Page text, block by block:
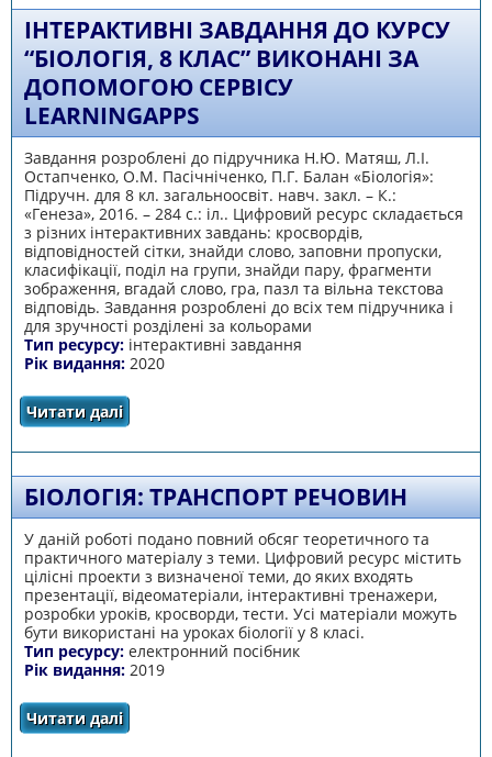
ІНТЕРАКТИВНІ ЗАВДАННЯ ДО КУРСУ
“БІОЛОГІЯ, 8 КЛАС” ВИКОНАНІ ЗА
ДОПОМОГОЮ СЕРВІСУ
LEARNINGАPPS
Завдання розроблені до підручника Н.Ю. Матяш, Л.І.
Остапченко, О.М. Пасічніченко, П.Г. Балан «Біологія»:
Підручн. для 8 кл. загальноосвіт. навч. закл. – К.:
«Генеза», 2016. – 284 с.: іл.. Цифровий ресурс складається
з різних інтерактивних завдань: кросвордів,
відповідностей сітки, знайди слово, заповни пропуски,
класифікації, поділ на групи, знайди пару, фрагменти
зображення, вгадай слово, гра, пазл та вільна текстова
відповідь. Завдання розроблені до всіх тем підручника і
для зручності розділені за кольорами
Тип ресурсу: інтерактивні завдання
Рік видання: 2020
Читати далі
сервісу LearningАpps
БІОЛОГІЯ: ТРАНСПОРТ РЕЧОВИН
У даній роботі подано повний обсяг теоретичного та
практичного матеріалу з теми. Цифровий ресурс містить
цілісні проекти з визначеної теми, до яких входять
презентації, відеоматеріали, інтерактивні тренажери,
розробки уроків, кросворди, тести. Усі матеріали можуть
бути використані на уроках біології у 8 класі.
Тип ресурсу: електронний посібник
Рік видання: 2019
Читати даліпро Біологія: транспорт речовин